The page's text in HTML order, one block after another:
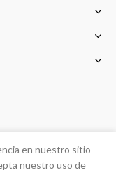
en nuestro sitio
nuestro uso de